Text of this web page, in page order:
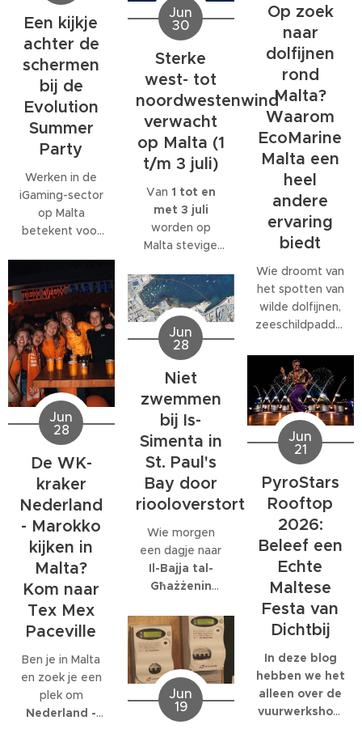
Een kijkje
achter de
schermen
bij de
Evolution
Summer
Party
Werken in de
iGaming-sector
op Malta
betekent voor
meer dan alleen
een baan. Veel
bedrijven
bieden
behoorlijk wat
extra's, van
teamuitjes en
interne
activiteiten tot
grote
personeelsfeesten.
En als je bij een
internationaal
bedrijf met
honderden
collega's werkt,
kunnen die
feesten
behoorlijk groot
worden.
Jun
30
Sterke
west- tot
noordwestenwind
verwacht
op Malta (1
t/m 3 juli)
Van 1 tot en
met 3 juli
worden op
Malta stevige
noordwestenwinden
(W/NW)
verwacht.
Volgens het
Malta Red Cross
kan de wind
tijdelijk
toenemen tot
windkracht 6
met name op
donderdag 2
juli.
Op zoek
naar
dolfijnen
rond
Malta?
Waarom
EcoMarine
Malta een
heel
andere
ervaring
biedt
Wie droomt van
het spotten van
wilde dolfijnen,
zeeschildpadden
zeeleven
tijdens een
verblijf op Malta,
komt al snel tot
de ontdekking
dat daar
eigenlijk maar
één organisatie
volledig op is
gespecialiseerd:
EcoMarine
Malta .
Jun
28
De WK-
kraker
Nederland
- Marokko
kijken in
Malta?
Kom naar
Tex Mex
Paceville
Ben je in Malta
en zoek je een
plek om
Nederland -
Jun
28
Niet
zwemmen
bij Is-
Simenta in
St. Paul's
Bay door
riooloverstort
Wie morgen
een dagje naar
Il-Bajja tal-
Għażżenin
als Is-Simenta)
inSt. Paul's
wil gaan,
kan beter een
ander strand
kiezen. De
Jun
21
PyroStars
Rooftop
2026:
Beleef een
Echte
Maltese
Festa van
Dichtbij
In deze blog
hebben we het
alleen over de
vuurwerkshow
Jun
19